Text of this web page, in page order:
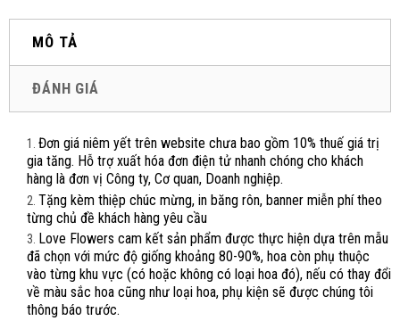
MÔ TẢ
ĐÁNH GIÁ
Đơn giá niêm yết trên website chưa bao gồm 10% thuế giá trị
gia tăng. Hỗ trợ xuất hóa đơn điện tử nhanh chóng cho khách
hàng là đơn vị Công ty, Cơ quan, Doanh nghiệp.
Tặng kèm thiệp chúc mừng, in băng rôn, banner miễn phí theo
từng chủ đề khách hàng yêu cầu
Love Flowers cam kết sản phẩm được thực hiện dựa trên mẫu
đã chọn với mức độ giống khoảng 80-90%, hoa còn phụ thuộc
vào từng khu vực (có hoặc không có loại hoa đó), nếu có thay đổi
về màu sắc hoa cũng như loại hoa, phụ kiện sẽ được chúng tôi
thông báo trước.